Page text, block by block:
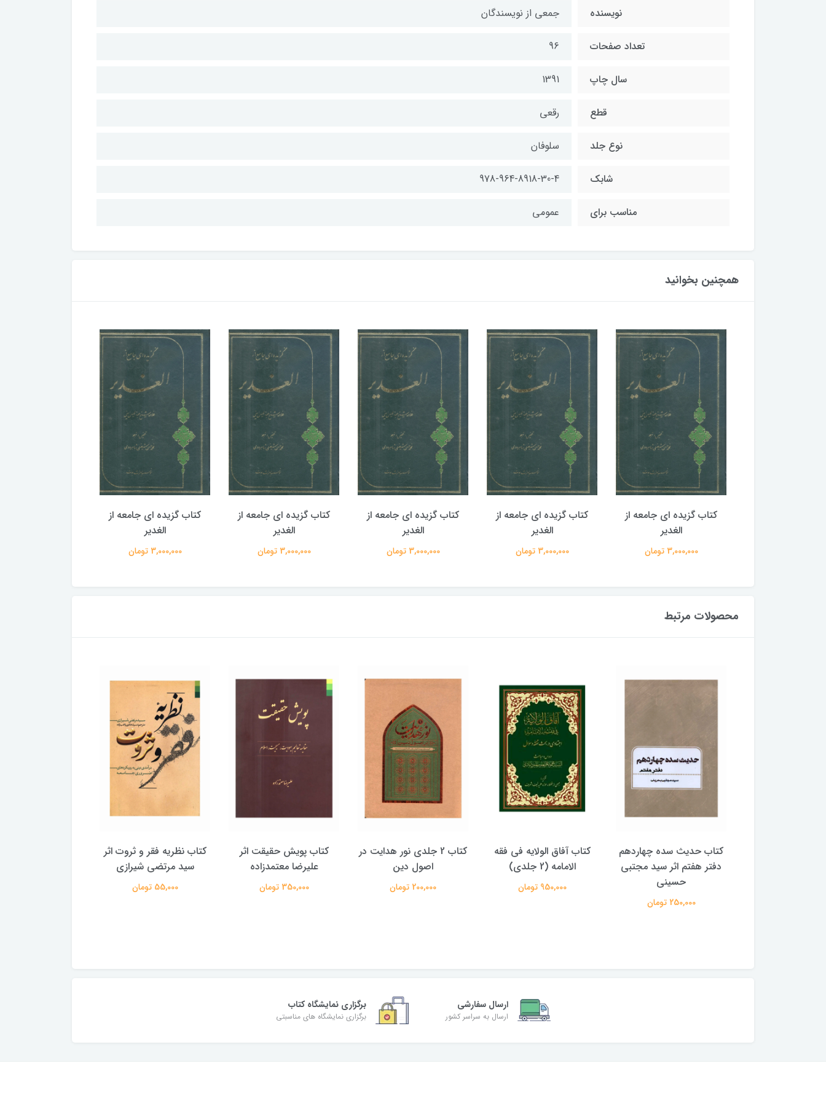
نويسنده جمعي از نويسندگان
تعداد صفحات 96
سال چاپ 1391
قطع رقعي
نوع جلد سلوفان
شابك 978-964-8918-30-4
مناسب براي عمومي
همچنین بخوانید
کتاب گزیده ای جامعه از
الغدیر
3,000,000 تومان
کتاب گزیده ای جامعه از
الغدیر
3,000,000 تومان
کتاب گزیده ای جامعه از
الغدیر
3,000,000 تومان
کتاب گزیده ای جامعه از
الغدیر
3,000,000 تومان
کتاب گزیده ای جامعه از
الغدیر
3,000,000 تومان
محصولات مرتبط
کتاب حدیث سده چهاردهم
دفتر هفتم اثر سید مجتبی
حسینی
250,000 تومان
کتاب آفاق الولایه فی فقه
الامامه (2 جلدی)
950,000 تومان
کتاب 2 جلدی نور هدایت در
اصول دین
200,000 تومان
کتاب پویش حقیقت اثر
علیرضا معتمدزاده
350,000 تومان
کتاب نظریه فقر و ثروت اثر
سید مرتضی شیرازی
55,000 تومان
ارسال سفارشی
ارسال به سراسر کشور
برگزاری نمایشگاه کتاب
برگزاری نمایشگاه های مناسبتی